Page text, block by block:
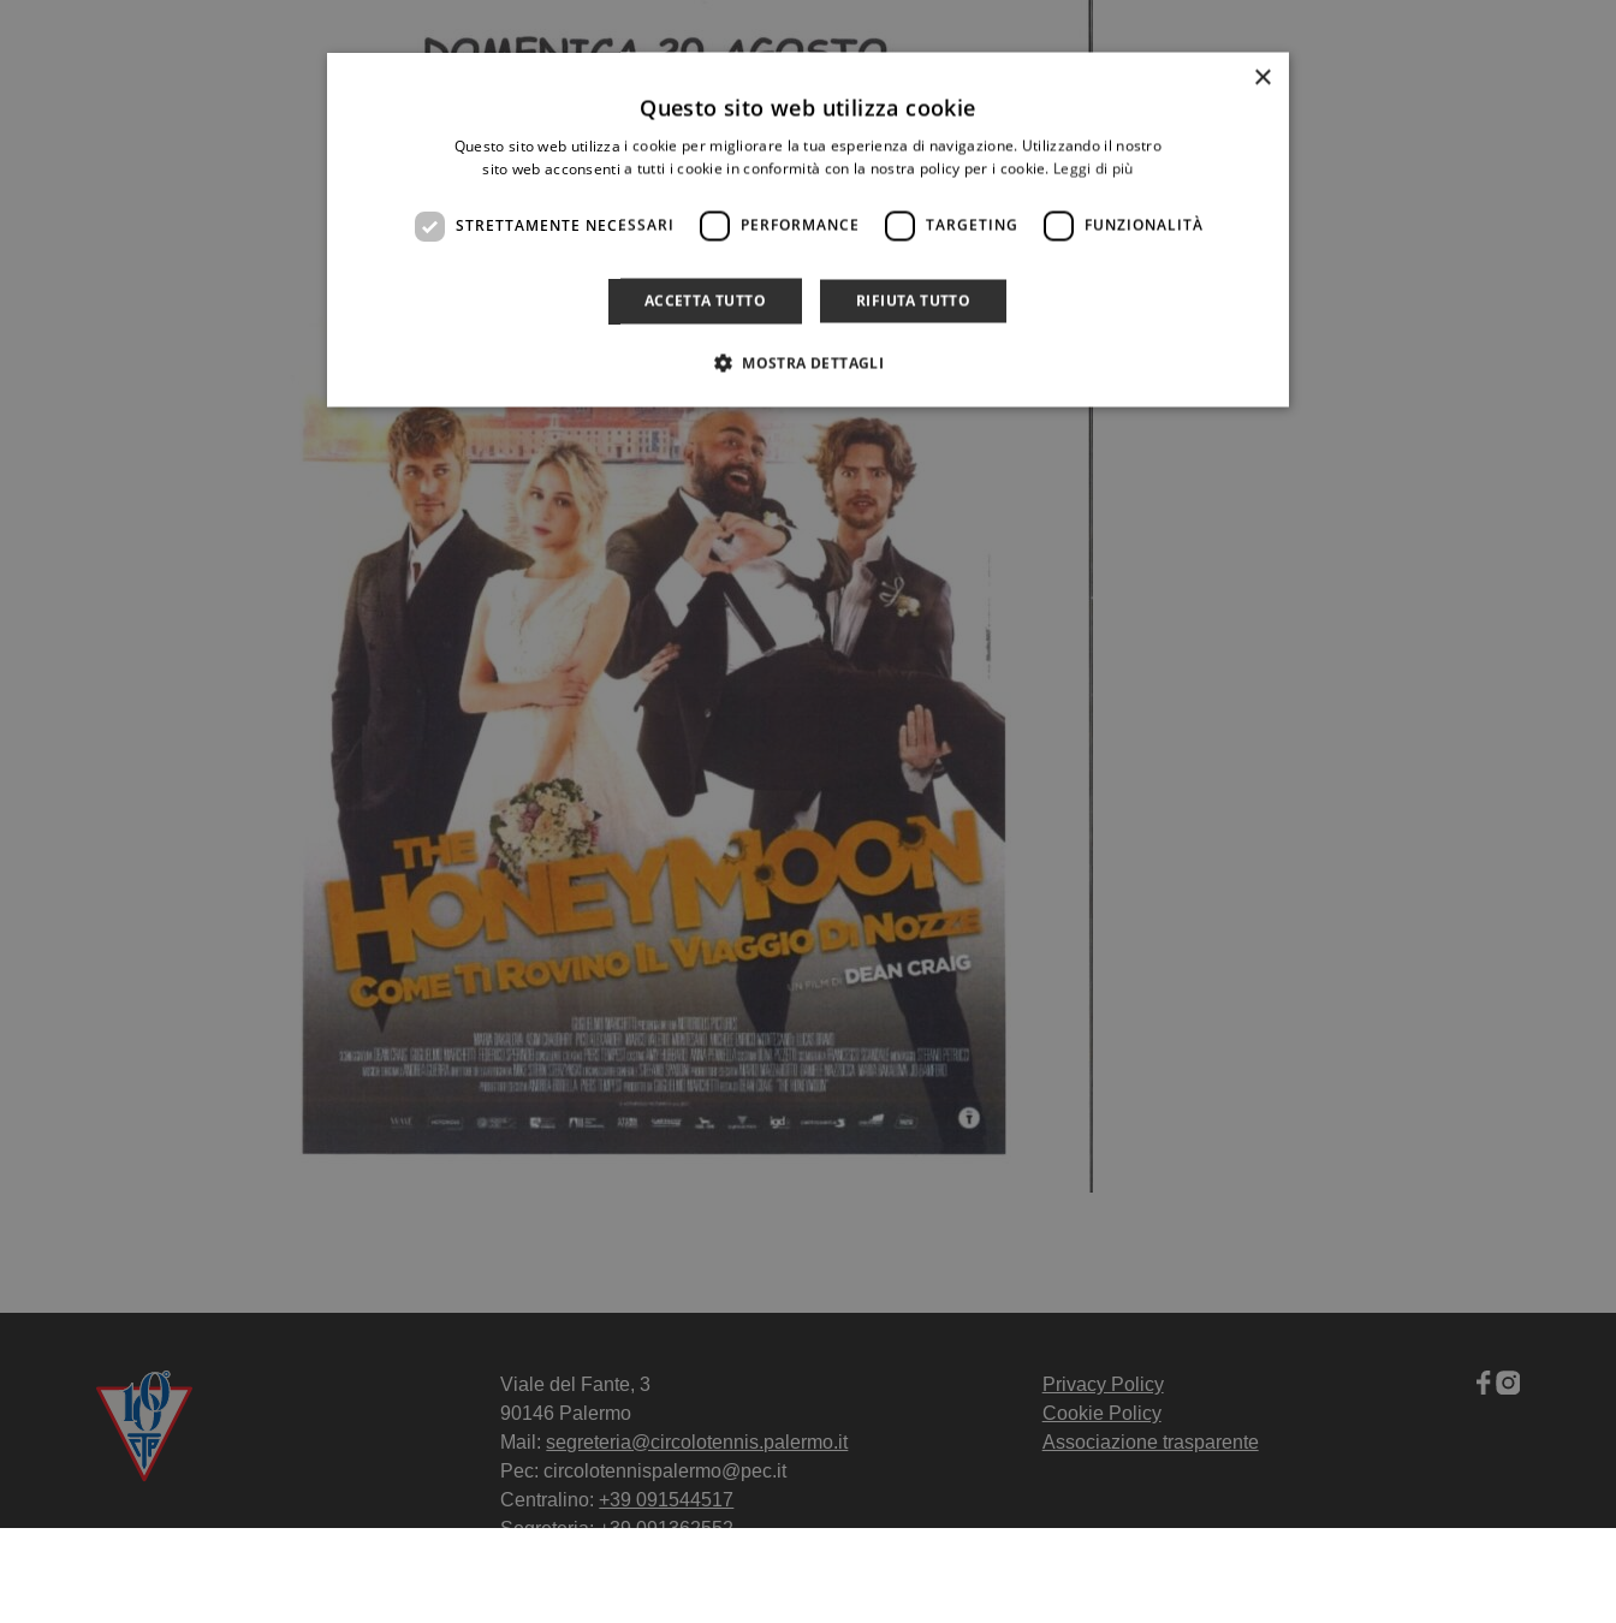
Viale del Fante, 3
90146 Palermo
Mail:segreteria@circolotennis.palermo.it
Pec: circolotennispalermo@pec.it
Centralino: +39 091544517
Segreteria:+39 091362552
Privacy Policy
Cookie Policy
Associazione trasparente
×
Questo sito web utilizza cookie
Questo sito web utilizza i cookie per migliorare la tua esperienza di navigazione. Utilizzando il nostro
sito web acconsenti a tutti i cookie in conformità con la nostra policy per i cookie. Leggi di più
STRETTAMENTE NECESSARI PERFORMANCE TARGETING FUNZIONALITÀ
ACCETTA TUTTO RIFIUTA TUTTO
MOSTRA DETTAGLI